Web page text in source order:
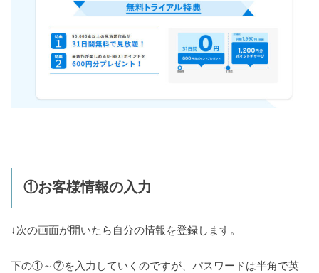
①お客様情報の入力
↓次の画面が開いたら自分の情報を登録します。
下の①～⑦を入力していくのですが、パスワードは半角で英